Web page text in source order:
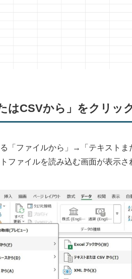
はCSVから」をクリッ
「ファイルから」→「テキストま
ファイルを読み込む画面が表示さ